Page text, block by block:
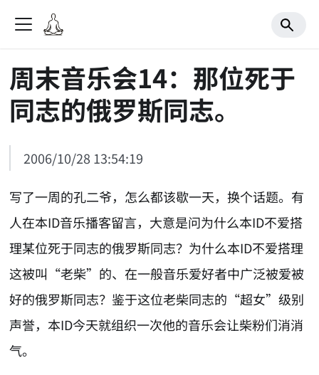
周末音乐会14：那位死于
同志的俄罗斯同志。
2006/10/28 13:54:19
写了一周的孔二爷，怎么都该歇一天，换个话题。有
人在本ID音乐播客留言，大意是问为什么本ID不爱搭
理某位死于同志的俄罗斯同志？为什么本ID不爱搭理
这被叫“老柴”的、在一般音乐爱好者中广泛被爱被
好的俄罗斯同志？鉴于这位老柴同志的“超女”级别
声誉，本ID今天就组织一次他的音乐会让柴粉们消消
气。